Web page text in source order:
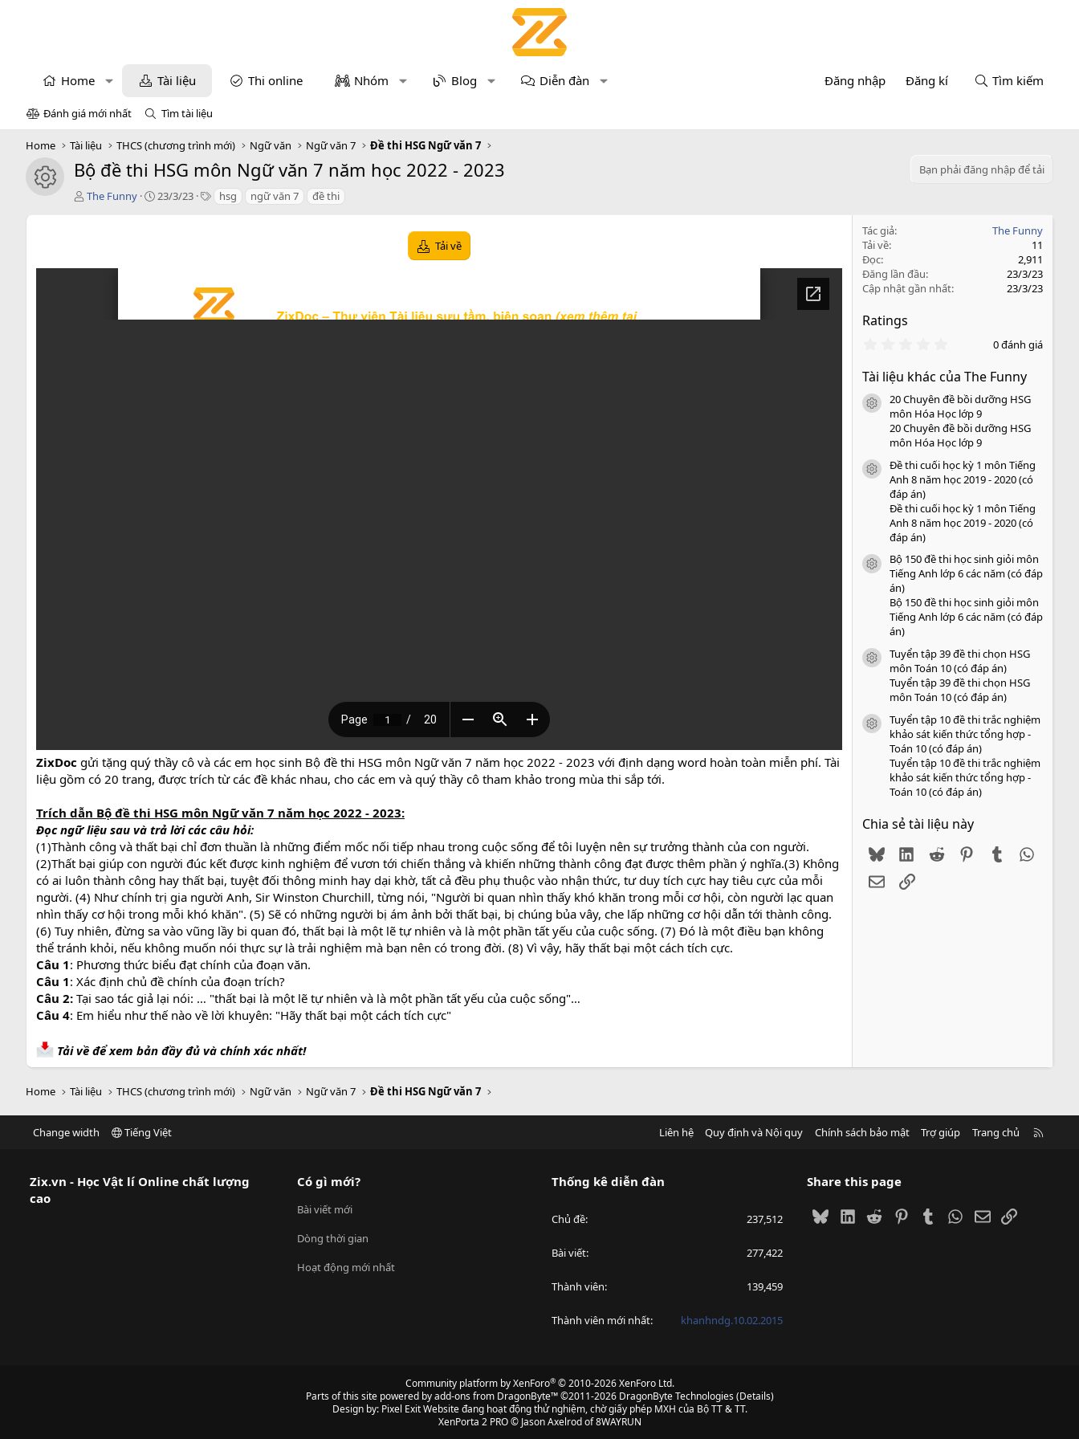
Home Tài liệu Thi online Nhóm Blog Diễn đàn Đăng nhập Đăng kí Tìm kiếm
Đánh giá mới nhất Tìm tài liệu
Home Tài liệu THCS (chương trình mới) Ngữ văn Ngữ văn 7 Đề thi HSG Ngữ văn 7
icon tài liệu
Bộ đề thi HSG môn Ngữ văn 7 năm học 2022 - 2023
Bạn phải đăng nhập để tải
T
ả
The Funny
C
23/3/23
T hsg ngữ văn 7 đề thi
Tải về
ZixDoc gửi tặng quý thầy cô và các em học sinh Bộ đề thi HSG môn Ngữ văn 7 năm học 2022 - 2023 với định dạng word hoàn toàn miễn phí. Tài
liệu gồm có 20 trang, được trích từ các đề khác nhau, cho các em và quý thầy cô tham khảo trong mùa thi sắp tới.
Trích dẫn Bộ đề thi HSG môn Ngữ văn 7 năm học 2022 - 2023:
Đọc ngữ liệu sau và trả lời các câu hỏi:
(1)Thành công và thất bại chỉ đơn thuần là những điểm mốc nối tiếp nhau trong cuộc sống để tôi luyện nên sự trưởng thành của con người.
(2)Thất bại giúp con người đúc kết được kinh nghiệm để vươn tới chiến thắng và khiến những thành công đạt được thêm phần ý nghĩa.(3) Không
có ai luôn thành công hay thất bại, tuyệt đối thông minh hay dại khờ, tất cả đều phụ thuộc vào nhận thức, tư duy tích cực hay tiêu cực của mỗi
người. (4) Như chính trị gia người Anh, Sir Winston Churchill, từng nói, "Người bi quan nhìn thấy khó khăn trong mỗi cơ hội, còn người lạc quan
nhìn thấy cơ hội trong mỗi khó khăn". (5) Sẽ có những người bị ám ảnh bởi thất bại, bị chúng bủa vây, che lấp những cơ hội dẫn tới thành công.
(6) Tuy nhiên, đừng sa vào vũng lầy bi quan đó, thất bại là một lẽ tự nhiên và là một phần tất yếu của cuộc sống. (7) Đó là một điều bạn không
thể tránh khỏi, nếu không muốn nói thực sự là trải nghiệm mà bạn nên có trong đời. (8) Vì vậy, hãy thất bại một cách tích cực.
Câu 1: Phương thức biểu đạt chính của đoạn văn.
Câu 1: Xác định chủ đề chính của đoạn trích?
Câu 2: Tại sao tác giả lại nói: … "thất bại là một lẽ tự nhiên và là một phần tất yếu của cuộc sống"…
Câu 4: Em hiểu như thế nào về lời khuyên: "Hãy thất bại một cách tích cực"
Tải về để xem bản đầy đủ và chính xác nhất!
Tác giả
The Funny
Tải về
11
Đọc
2,911
Đăng lần đầu
23/3/23
Cập nhật gần nhất
23/3/23
Ratings
0
0
s
a
o
0 đánh giá
Tài liệu khác của The Funny
icon tài liệu
20 Chuyên đề bồi dưỡng HSG
môn Hóa Học lớp 9
20 Chuyên đề bồi dưỡng HSG
môn Hóa Học lớp 9
icon tài liệu
Đề thi cuối học kỳ 1 môn Tiếng
Anh 8 năm học 2019 - 2020 (có
đáp án)
Đề thi cuối học kỳ 1 môn Tiếng
Anh 8 năm học 2019 - 2020 (có
đáp án)
icon tài liệu
Bộ 150 đề thi học sinh giỏi môn
Tiếng Anh lớp 6 các năm (có đáp
án)
Bộ 150 đề thi học sinh giỏi môn
Tiếng Anh lớp 6 các năm (có đáp
án)
icon tài liệu
Tuyển tập 39 đề thi chọn HSG
môn Toán 10 (có đáp án)
Tuyển tập 39 đề thi chọn HSG
môn Toán 10 (có đáp án)
icon tài liệu
Tuyển tập 10 đề thi trắc nghiệm
khảo sát kiến thức tổng hợp -
Toán 10 (có đáp án)
Tuyển tập 10 đề thi trắc nghiệm
khảo sát kiến thức tổng hợp -
Toán 10 (có đáp án)
Chia sẻ tài liệu này
BlueskyLinkedIn
Reddit PinterestTumblr
EmailLink
Home Tài liệu THCS (chương trình mới) Ngữ văn Ngữ văn 7 Đề thi HSG Ngữ văn 7
Change width Tiếng Việt Liên hệ Quy định và Nội quy Chính sách bảo mật Trợ giúp Trang chủ
Zix.vn - Học Vật lí Online chất lượng
cao
Có gì mới?
Bài viết mới
Dòng thời gian
Hoạt động mới nhất
Thống kê diễn đàn
Chủ đề 237,512
Bài viết 277,422
Thành viên 139,459
Thành viên mới nhất khanhndg.10.02.2015
Share this page
BlueskyLinkedIn
Reddit PinterestTumblrWhatsApp
EmailLink
Community platform by XenForo® © 2010-2026 XenForo Ltd.
Parts of this site powered byadd-ons from DragonByte™©2011-2026 DragonByte Technologies(Details)
Design by: Pixel ExitWebsite đang hoạt động thử nghiệm, chờ giấy phép MXH của Bộ TT & TT.
XenPorta 2 PRO© Jason Axelrod of8WAYRUN